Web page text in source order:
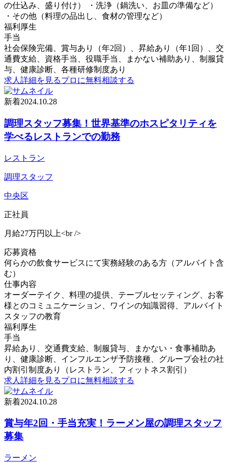
の仕込み、盛り付け） ・洗浄（鍋洗い、お皿の準備など）
・その他（料理の品出し、食材の管理など）
福利厚生
手当
社会保険完備、賞与あり（年2回）、昇給あり（年1回）、交
通費支給、資格手当、役職手当、まかない補助あり、制服貸
与、健康診断、各種研修制度あり
求人詳細を見るプロに無料相談する
新着2024.10.28
調理スタッフ募集！世界基準のホスピタリティを
学べるレストランでの勤務
レストラン
調理スタッフ
中央区
正社員
月給27万円以上<br />
応募資格
何らかの飲食サービスにて実務経験のある方（アルバイト含
む）
仕事内容
オーダーテイク、料理の提供、テーブルセッティング、お客
様とのコミュニケーション、ワインの知識習得、アルバイト
スタッフの教育
福利厚生
手当
昇給あり、交通費支給、制服貸与、まかない・食事補助あ
り、健康診断、インフルエンザ予防接種、グループ会社の社
内割引制度あり（レストラン、フィットネス割引）
求人詳細を見るプロに無料相談する
新着2024.10.28
賞与年2回・手当充実！ラーメン屋の調理スタッフ
募集
ラーメン